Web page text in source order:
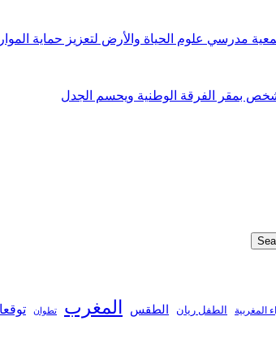
مدرسي علوم الحياة والأرض لتعزيز حماية
بمقر الفرقة الوطنية ويحسم الجدل
المغربية الطفل ريان الطقس المغرب تطوان